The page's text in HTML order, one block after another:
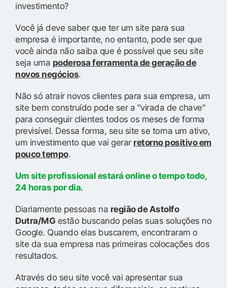
investimento?
Você já deve saber que ter um site para sua
empresa é importante, no entanto, pode ser que
você ainda não saiba que é possível que seu site
seja uma poderosa ferramenta de geração de
novos negócios.
Não só atrair novos clientes para sua empresa, um
site bem construído pode ser a "virada de chave"
para conseguir clientes todos os meses de forma
previsível. Dessa forma, seu site se torna um ativo,
um investimento que vai gerar retorno positivo em
pouco tempo.
Um site profissional estará online o tempo todo,
24 horas por dia.
Diariamente pessoas na região de Astolfo
Dutra/MG estão buscando pelas suas soluções no
Google. Quando elas buscarem, encontraram o
site da sua empresa nas primeiras colocações dos
resultados.
Através do seu site você vai apresentar sua